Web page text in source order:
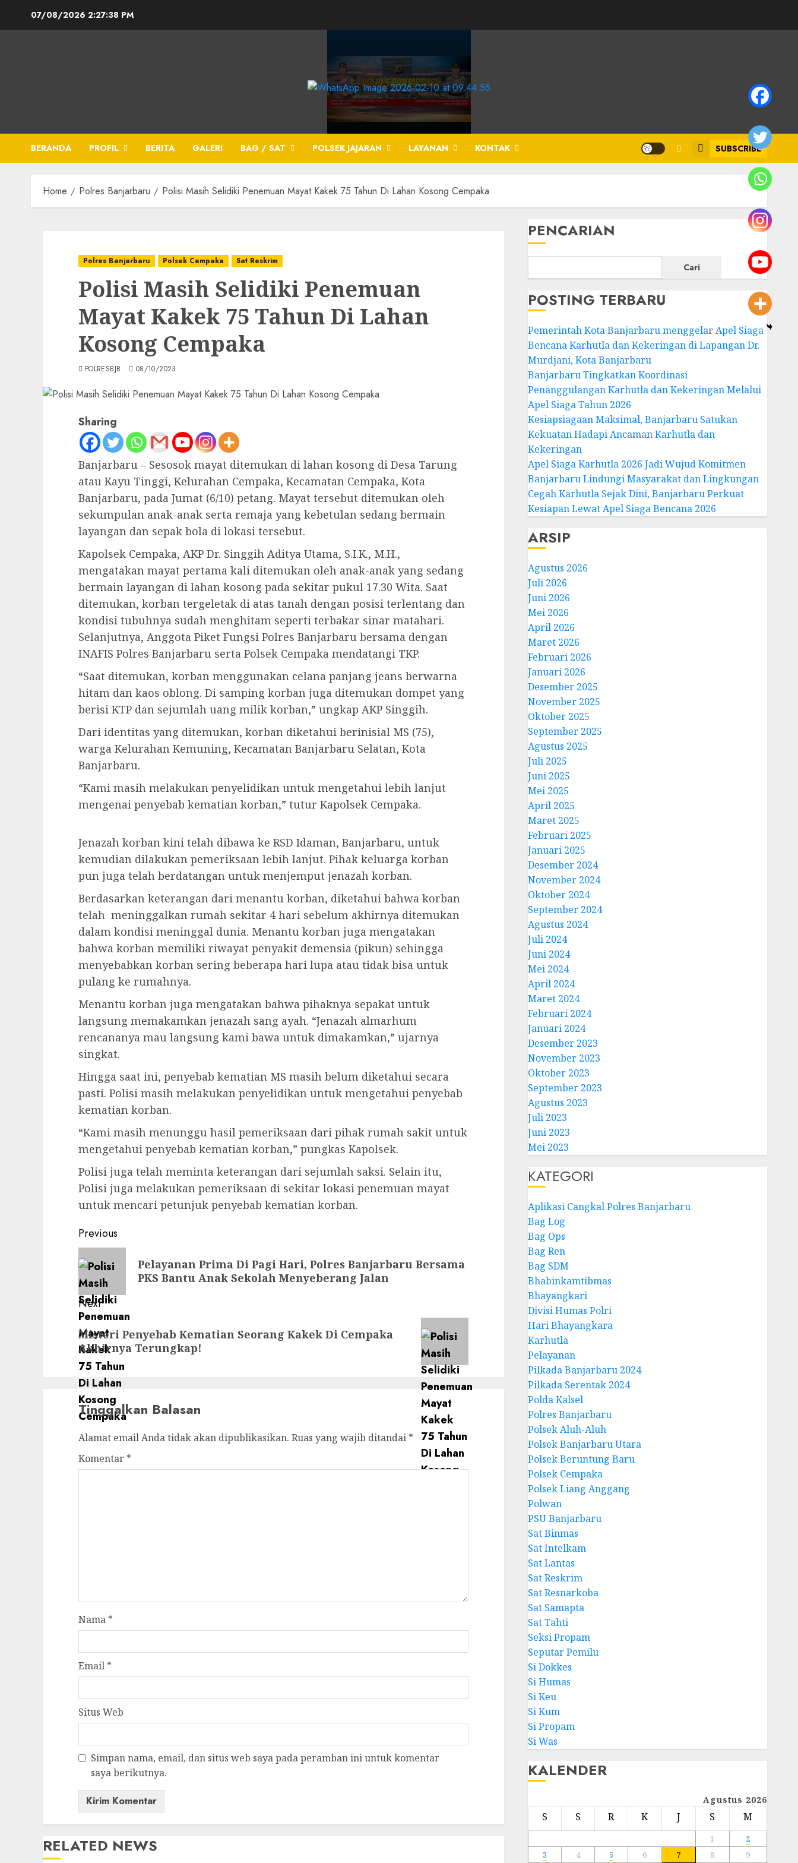
07/08/2026 2:27:39 PM
BERANDA PROFIL BERITA GALERI BAG / SAT POLSEK JAJARAN LAYANAN KONTAK SUBSCRIBE
Home Polres Banjarbaru Polisi Masih Selidiki Penemuan Mayat Kakek 75 Tahun Di Lahan Kosong Cempaka
Polres Banjarbaru Polsek Cempaka Sat Reskrim
Polisi Masih Selidiki Penemuan
Mayat Kakek 75 Tahun Di Lahan
Kosong Cempaka
POLRESBJB 08/10/2023
Sharing
Banjarbaru – Sesosok mayat ditemukan di lahan kosong di Desa Tarung
atau Kayu Tinggi, Kelurahan Cempaka, Kecamatan Cempaka, Kota
Banjarbaru, pada Jumat (6/10) petang. Mayat tersebut ditemukan oleh
sekumpulan anak-anak serta remaja yang kebetulan sedang bermain
layangan dan sepak bola di lokasi tersebut.
Kapolsek Cempaka, AKP Dr. Singgih Aditya Utama, S.I.K., M.H.,
mengatakan mayat pertama kali ditemukan oleh anak-anak yang sedang
bermain layangan di lahan kosong pada sekitar pukul 17.30 Wita. Saat
ditemukan, korban tergeletak di atas tanah dengan posisi terlentang dan
kondisi tubuhnya sudah menghitam seperti terbakar sinar matahari.
Selanjutnya, Anggota Piket Fungsi Polres Banjarbaru bersama dengan
INAFIS Polres Banjarbaru serta Polsek Cempaka mendatangi TKP.
“Saat ditemukan, korban menggunakan celana panjang jeans berwarna
hitam dan kaos oblong. Di samping korban juga ditemukan dompet yang
berisi KTP dan sejumlah uang milik korban,” ungkap AKP Singgih.
Dari identitas yang ditemukan, korban diketahui berinisial MS (75),
warga Kelurahan Kemuning, Kecamatan Banjarbaru Selatan, Kota
Banjarbaru.
“Kami masih melakukan penyelidikan untuk mengetahui lebih lanjut
mengenai penyebab kematian korban,” tutur Kapolsek Cempaka.
Jenazah korban kini telah dibawa ke RSD Idaman, Banjarbaru, untuk
kemudian dilakukan pemeriksaan lebih lanjut. Pihak keluarga korban
pun juga telah berdatangan untuk menjemput jenazah korban.
Berdasarkan keterangan dari menantu korban, diketahui bahwa korban
telah meninggalkan rumah sekitar 4 hari sebelum akhirnya ditemukan
dalam kondisi meninggal dunia. Menantu korban juga mengatakan
bahwa korban memiliki riwayat penyakit demensia (pikun) sehingga
menyebabkan korban sering beberapa hari lupa atau tidak bisa untuk
pulang ke rumahnya.
Menantu korban juga mengatakan bahwa pihaknya sepakat untuk
langsung memakamkan jenazah sang ayah. “Jenazah almarhum
rencananya mau langsung kami bawa untuk dimakamkan,” ujarnya
singkat.
Hingga saat ini, penyebab kematian MS masih belum diketahui secara
pasti. Polisi masih melakukan penyelidikan untuk mengetahui penyebab
kematian korban.
“Kami masih menunggu hasil pemeriksaan dari pihak rumah sakit untuk
mengetahui penyebab kematian korban,” pungkas Kapolsek.
Polisi juga telah meminta keterangan dari sejumlah saksi. Selain itu,
Polisi juga melakukan pemeriksaan di sekitar lokasi penemuan mayat
untuk mencari petunjuk penyebab kematian korban.
Previous
Pelayanan Prima Di Pagi Hari, Polres Banjarbaru Bersama
PKS Bantu Anak Sekolah Menyeberang Jalan
Next
Misteri Penyebab Kematian Seorang Kakek Di Cempaka
Akhirnya Terungkap!
Tinggalkan Balasan
Alamat email Anda tidak akan dipublikasikan. Ruas yang wajib ditandai *
Komentar *
Nama *
Email *
Situs Web
Simpan nama, email, dan situs web saya pada peramban ini untuk komentar
saya berikutnya.
RELATED NEWS
PENCARIAN
Cari
POSTING TERBARU
Pemerintah Kota Banjarbaru menggelar Apel Siaga
Bencana Karhutla dan Kekeringan di Lapangan Dr.
Murdjani, Kota Banjarbaru
Banjarbaru Tingkatkan Koordinasi
Penanggulangan Karhutla dan Kekeringan Melalui
Apel Siaga Tahun 2026
Kesiapsiagaan Maksimal, Banjarbaru Satukan
Kekuatan Hadapi Ancaman Karhutla dan
Kekeringan
Apel Siaga Karhutla 2026 Jadi Wujud Komitmen
Banjarbaru Lindungi Masyarakat dan Lingkungan
Cegah Karhutla Sejak Dini, Banjarbaru Perkuat
Kesiapan Lewat Apel Siaga Bencana 2026
ARSIP
Agustus 2026
Juli 2026
Juni 2026
Mei 2026
April 2026
Maret 2026
Februari 2026
Januari 2026
Desember 2025
November 2025
Oktober 2025
September 2025
Agustus 2025
Juli 2025
Juni 2025
Mei 2025
April 2025
Maret 2025
Februari 2025
Januari 2025
Desember 2024
November 2024
Oktober 2024
September 2024
Agustus 2024
Juli 2024
Juni 2024
Mei 2024
April 2024
Maret 2024
Februari 2024
Januari 2024
Desember 2023
November 2023
Oktober 2023
September 2023
Agustus 2023
Juli 2023
Juni 2023
Mei 2023
KATEGORI
Aplikasi Cangkal Polres Banjarbaru
Bag Log
Bag Ops
Bag Ren
Bag SDM
Bhabinkamtibmas
Bhayangkari
Divisi Humas Polri
Hari Bhayangkara
Karhutla
Pelayanan
Pilkada Banjarbaru 2024
Pilkada Serentak 2024
Polda Kalsel
Polres Banjarbaru
Polsek Aluh-Aluh
Polsek Banjarbaru Utara
Polsek Beruntung Baru
Polsek Cempaka
Polsek Liang Anggang
Polwan
PSU Banjarbaru
Sat Binmas
Sat Intelkam
Sat Lantas
Sat Reskrim
Sat Resnarkoba
Sat Samapta
Sat Tahti
Seksi Propam
Seputar Pemilu
Si Dokkes
Si Humas
Si Keu
Si Kum
Si Propam
Si Was
KALENDER
Agustus 2026
S S R K J S M
1
2
3
4 5 6 7 8 9